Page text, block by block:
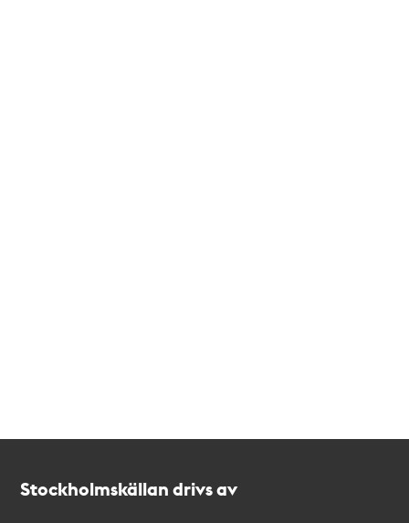
Stockholmskällan drivs av